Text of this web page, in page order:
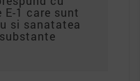
1 care sunt
si sanatatea